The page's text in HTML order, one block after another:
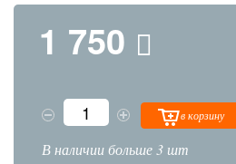
1 750
в корзину
В наличии больше 3 шт